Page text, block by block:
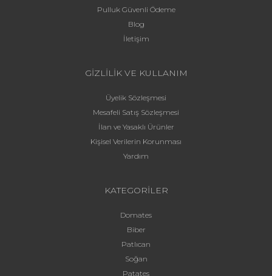
Pulluk Güvenli Ödeme
Blog
İletişim
GİZLİLİK VE KULLANIM
Üyelik Sözleşmesi
Mesafeli Satış Sözleşmesi
İlan ve Yasaklı Ürünler
Kişisel Verilerin Korunması
Yardım
KATEGORİLER
Domates
Biber
Patlıcan
Soğan
Patates